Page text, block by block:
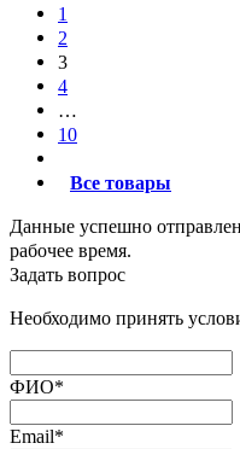
1
2
3
4
…
10
Все товары
Данные успешно
рабочее время.
Задать вопрос
Необходимо принять
ФИО*
Email*